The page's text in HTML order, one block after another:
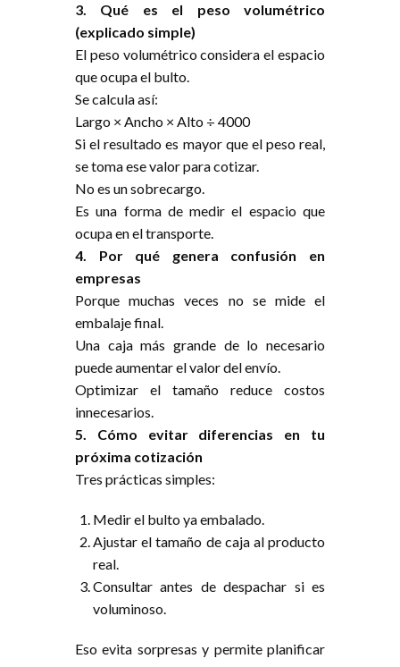
3. Qué es el peso volumétrico
(explicado simple)
El peso volumétrico considera el espacio
que ocupa el bulto.
Se calcula así:
Largo × Ancho × Alto ÷ 4000
Si el resultado es mayor que el peso real,
se toma ese valor para cotizar.
No es un sobrecargo.
Es una forma de medir el espacio que
ocupa en el transporte.
4. Por qué genera confusión en
empresas
Porque muchas veces no se mide el
embalaje final.
Una caja más grande de lo necesario
puede aumentar el valor del envío.
Optimizar el tamaño reduce costos
innecesarios.
5. Cómo evitar diferencias en tu
próxima cotización
Tres prácticas simples:
Medir el bulto ya embalado.
Ajustar el tamaño de caja al producto
real.
Consultar antes de despachar si es
voluminoso.
Eso evita sorpresas y permite planificar